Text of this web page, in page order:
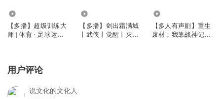
【多播】超级训练大
师 | 体育 · 足球运动 |
【多播】剑出霜满城
丨武侠丨觉醒丨灭门
【多人有声剧】重生
废材：我靠战神记忆
用户评论
说文化的文化人